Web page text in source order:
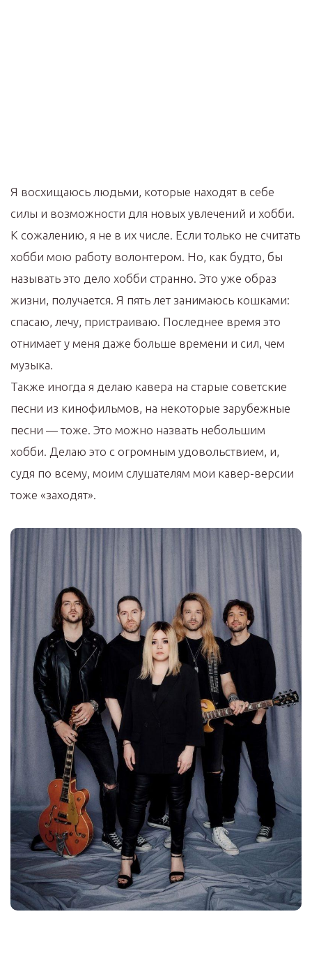
Я восхищаюсь людьми, которые находят в себе
силы и возможности для новых увлечений и хобби.
К сожалению, я не в их числе. Если только не считать
хобби мою работу волонтером. Но, как будто, бы
называть это дело хобби странно. Это уже образ
жизни, получается. Я пять лет занимаюсь кошками:
спасаю, лечу, пристраиваю. Последнее время это
отнимает у меня даже больше времени и сил, чем
музыка.
Также иногда я делаю кавера на старые советские
песни из кинофильмов, на некоторые зарубежные
песни — тоже. Это можно назвать небольшим
хобби. Делаю это с огромным удовольствием, и,
судя по всему, моим слушателям мои кавер-версии
тоже «заходят».